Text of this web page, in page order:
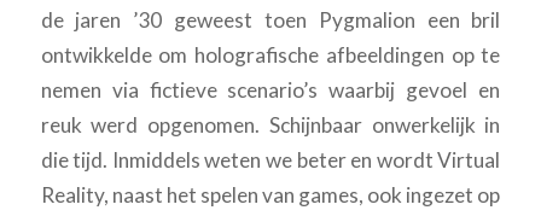
de jaren ’30 geweest toen Pygmalion een bril
ontwikkelde om holografische afbeeldingen op te
nemen via fictieve scenario’s waarbij gevoel en
reuk werd opgenomen. Schijnbaar onwerkelijk in
die tijd. Inmiddels weten we beter en wordt Virtual
Reality, naast het spelen van games, ook ingezet op